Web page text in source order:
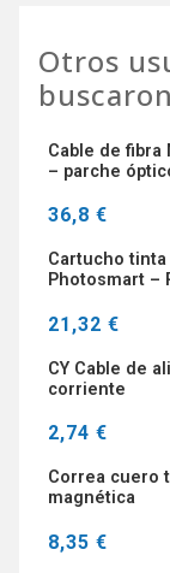
Otros
buscaron
Cable de fibra
– parche
36,8 €
Cartucho
Photosmart –
21,32 €
CY Cable de
corriente
2,74 €
Correa cuero
magnética
8,35 €